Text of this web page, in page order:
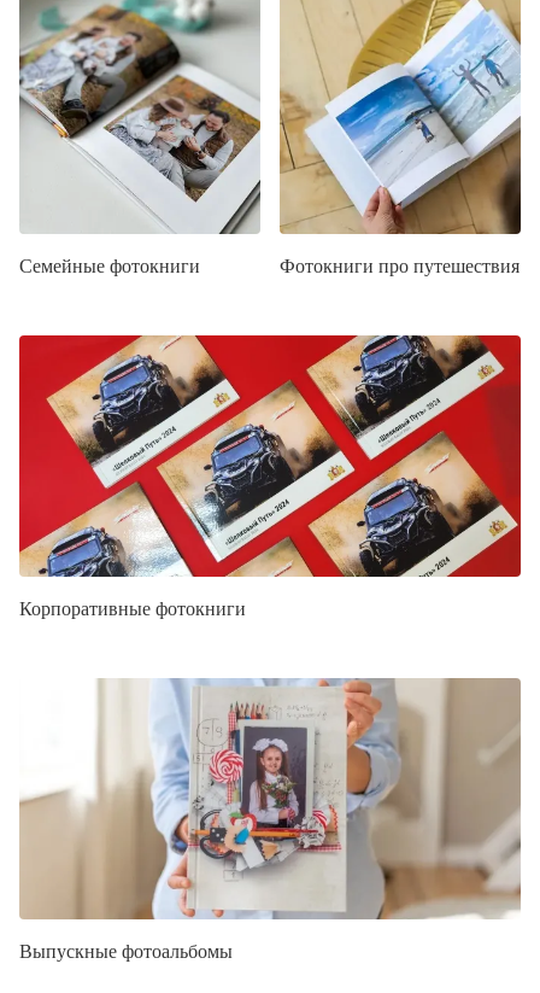
Семейные фотокниги Фотокниги про путешествия
Корпоративные фотокниги
Выпускные фотоальбомы